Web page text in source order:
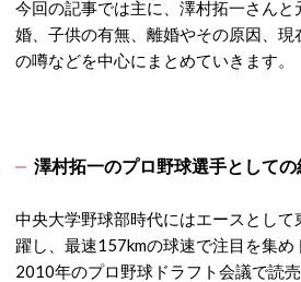
今回の記事では主に、澤村拓一さん
婚、子供の有無、離婚やその原因、
の噂などを中心にまとめていきます。
澤村拓一のプロ野球選手としての
中央大学野球部時代にはエースとし
躍し、最速157kmの球速で注目を集め
2010年のプロ野球ドラフト会議で読売